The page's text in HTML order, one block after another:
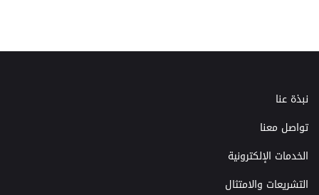
نبذة عنا
تواصل معنا
الخدمات الإلكترونية
التشريعات والامتثال